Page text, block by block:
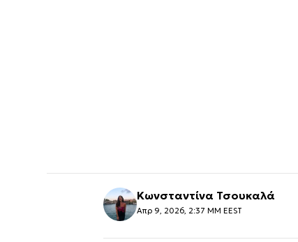
Κωνσταντίνα Τσουκαλά
Απρ 9, 2026, 2:37 ΜΜ EEST